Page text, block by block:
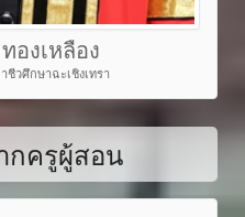
องเหลือง
ชีวศึกษาฉะเชิงเทรา
กครูผู้สอน